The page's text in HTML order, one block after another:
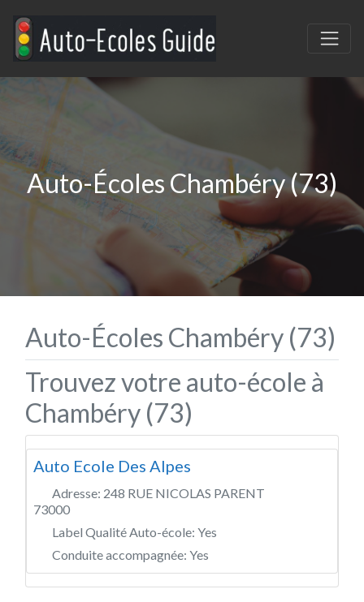
Auto-Écoles Chambéry (73)
Auto-Écoles Chambéry (73)
Trouvez votre auto-école à
Chambéry (73)
Auto Ecole Des Alpes
Adresse: 248 RUE NICOLAS PARENT
73000
Label Qualité Auto-école: Yes
Conduite accompagnée: Yes